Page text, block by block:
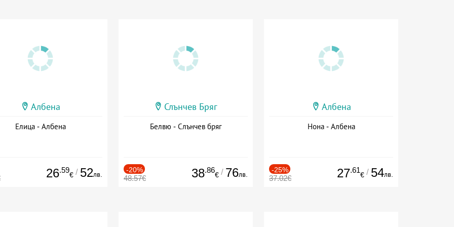
Албена
Елица - Албена
26.59
€ / 52лв.
Слънчев Бряг
Белвю - Слънчев бряг
-20%
48.57€ 38.86
€ / 76лв.
Албена
Нона - Албена
-25%
37.02€ 27.61
€ / 54лв.